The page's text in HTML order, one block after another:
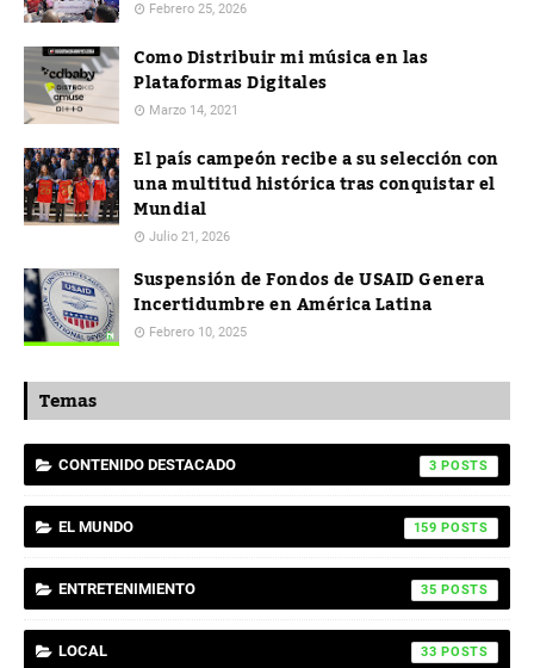
Febrero 25, 2026
Como Distribuir mi música en las
Plataformas Digitales
Marzo 14, 2021
El país campeón recibe a su selección con
una multitud histórica tras conquistar el
Mundial
Julio 21, 2026
Suspensión de Fondos de USAID Genera
Incertidumbre en América Latina
Febrero 10, 2025
Temas
CONTENIDO DESTACADO 3
EL MUNDO 159
ENTRETENIMIENTO 35
LOCAL 33